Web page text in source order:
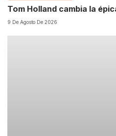
Tom Holland cambia la
9 De Agosto De 2026